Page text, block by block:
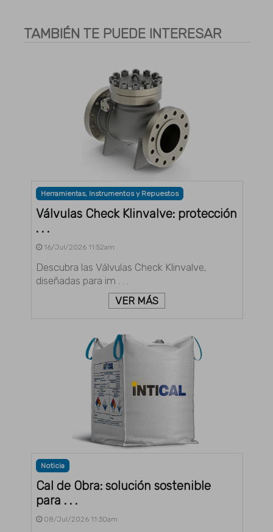
TAMBIÉN TE PUEDE INTERESAR
Herramientas, Instrumentos y Repuestos
Válvulas Check Klinvalve: protección
. . .
16/Jul/2026 11:52am
Descubra las Válvulas Check Klinvalve,
diseñadas para im . . .
VER MÁS
Noticia
Cal de Obra: solución sostenible
para . . .
08/Jul/2026 11:30am